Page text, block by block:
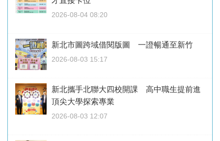
2026-08-04 08:20
新北市圖跨域借閱版圖 一證暢通至新竹
2026-08-03 15:17
新北攜手北聯大四校開課 高中職生提前進
頂尖大學探索專業
2026-08-03 12:07